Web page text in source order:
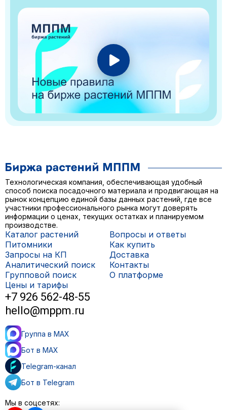
Технологическая компания, обеспечивающая удобный
способ поиска посадочного материала и продвигающая на
рынок концепцию единой базы данных растений, где все
участники профессионального рынка могут доверять
информации о ценах, текущих остатках и планируемом
производстве.
Каталог растений
Питомники
Запросы на КП
Аналитический поиск
Групповой поиск
Цены и тарифы
Вопросы и ответы
Как купить
Доставка
Контакты
О платформе
+7 926 562-48-55
hello@mppm.ru
Группа в MAX
Бот в MAX
Telegram-канал
Бот в Telegram
Мы в соцсетях: